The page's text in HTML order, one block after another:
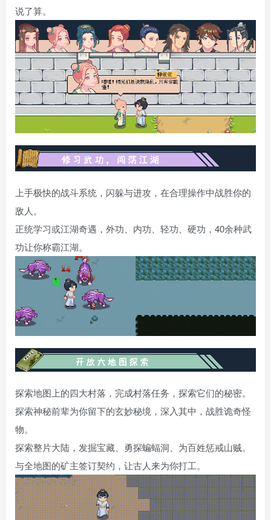
说了算。
上手极快的战斗系统，闪躲与进攻，在合理操作中战胜你的
敌人。
正统学习或江湖奇遇，外功、内功、轻功、硬功，40余种武
功让你称霸江湖。
探索地图上的四大村落，完成村落任务，探索它们的秘密。
探索神秘前辈为你留下的玄妙秘境，深入其中，战胜诡奇怪
物。
探索整片大陆，发掘宝藏、勇探蝙蝠洞、为百姓惩戒山贼。
与全地图的矿主签订契约，让古人来为你打工。